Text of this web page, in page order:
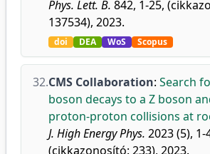
Phys. Lett. B. 842, 1-25,
137534), 2023.
doi DEA WoS Scopus
32.CMS Collaboration: Search
boson decays to a Z boson
proton-proton collisions at
J. High Energy Phys. 2023 (5), 1-
(cikkazonosító: 233), 2023.